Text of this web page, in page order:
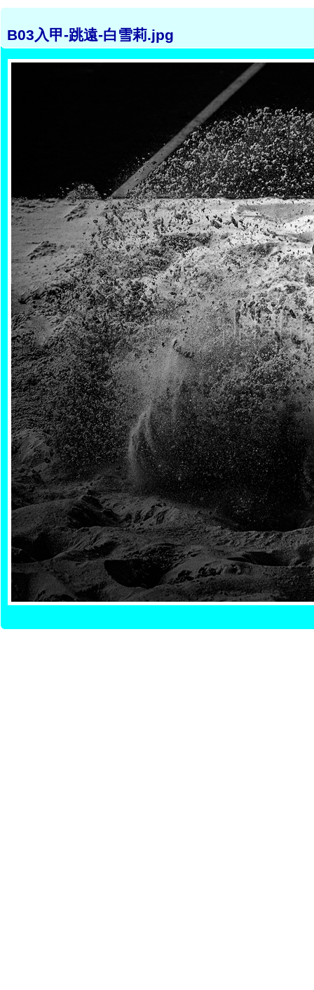
B03入甲-跳遠-白雪莉.jpg